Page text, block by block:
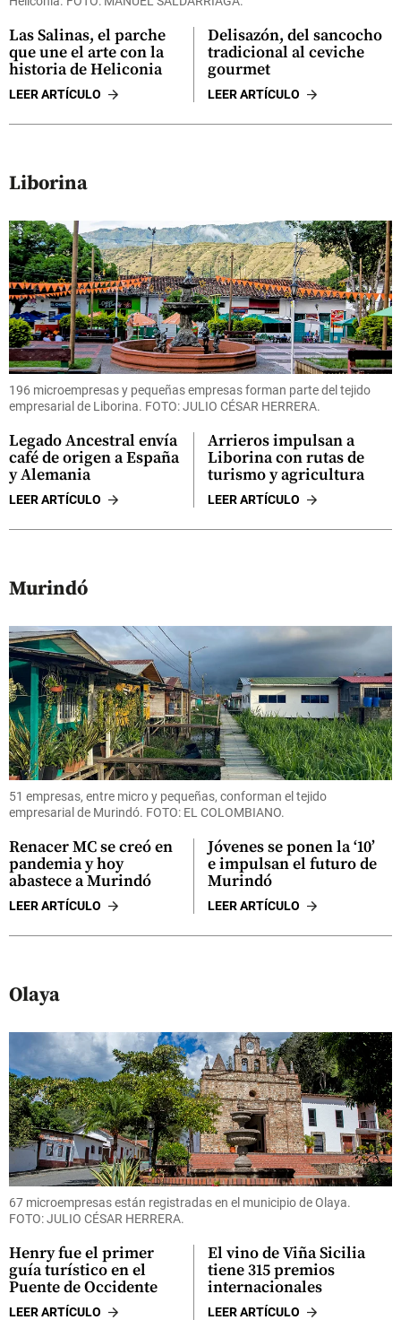
Las Salinas, el parche
que une el arte con la
historia de Heliconia
LEER ARTÍCULO
Delisazón, del sancocho
tradicional al ceviche
gourmet
LEER ARTÍCULO
Liborina
196 microempresas y pequeñas empresas forman parte del tejido
empresarial de Liborina. FOTO: JULIO CÉSAR HERRERA.
Legado Ancestral envía
café de origen a España
y Alemania
LEER ARTÍCULO
Arrieros impulsan a
Liborina con rutas de
turismo y agricultura
LEER ARTÍCULO
Murindó
51 empresas, entre micro y pequeñas, conforman el tejido
empresarial de Murindó. FOTO: EL COLOMBIANO.
Renacer MC se creó en
pandemia y hoy
abastece a Murindó
LEER ARTÍCULO
Jóvenes se ponen la ‘10’
e impulsan el futuro de
Murindó
LEER ARTÍCULO
Olaya
67 microempresas están registradas en el municipio de Olaya.
FOTO: JULIO CÉSAR HERRERA.
Henry fue el primer
guía turístico en el
Puente de Occidente
LEER ARTÍCULO
El vino de Viña Sicilia
tiene 315 premios
internacionales
LEER ARTÍCULO